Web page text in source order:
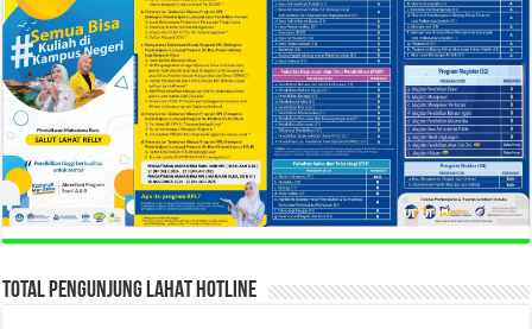
TOTAL PENGUNJUNG LAHAT HOTLINE